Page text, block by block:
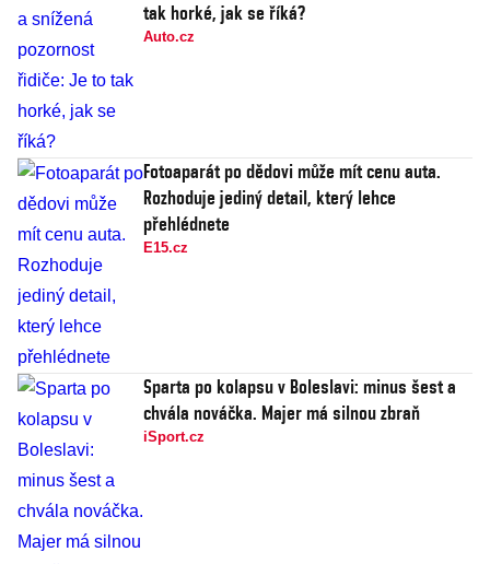
tak horké, jak se říká?
Auto.cz
Fotoaparát po dědovi může mít cenu auta.
Rozhoduje jediný detail, který lehce
přehlédnete
E15.cz
Sparta po kolapsu v Boleslavi: minus šest a
chvála nováčka. Majer má silnou zbraň
iSport.cz